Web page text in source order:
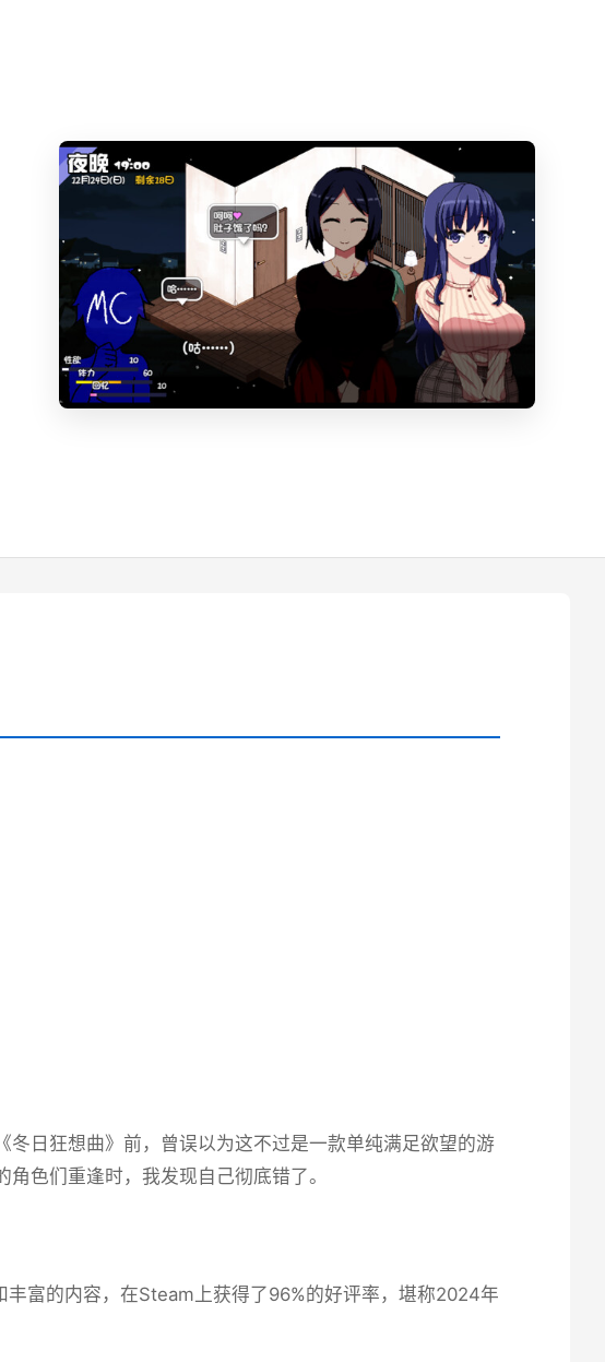
日狂想曲》前，曾误以为这不过是一款​​单纯满足欲望的游
色们重逢时，我发现自己彻底错了。
富的内容，在Steam上获得了​​96%的好评率​​，堪称2024年